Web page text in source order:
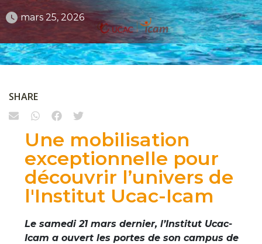
mars 25, 2026
SHARE
Une mobilisation
exceptionnelle pour
découvrir l’univers de
l'Institut Ucac-Icam
Le samedi 21 mars dernier, l’Institut Ucac-
Icam a ouvert les portes de son campus de